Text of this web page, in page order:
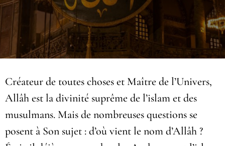
Créateur de toutes choses et Maître de l’Univers,
Allâh est la divinité suprême de l’islam et des
musulmans. Mais de nombreuses questions se
posent à Son sujet : d’où vient le nom d’Allâh ?